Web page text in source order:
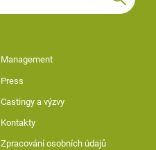
Management
Press
Castingy a výzvy
Kontakty
Zpracování osobních údajů